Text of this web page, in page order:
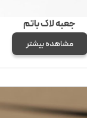
جعبه لاک باتم
مشاهده بیشتر